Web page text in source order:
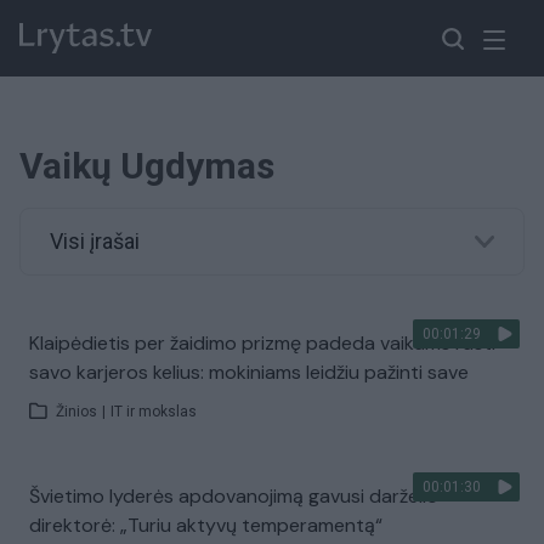
Vaikų Ugdymas
Visi įrašai
00:01:29
Klaipėdietis per žaidimo prizmę padeda vaikams rasti
savo karjeros kelius: mokiniams leidžiu pažinti save
Žinios IT ir mokslas
00:01:30
Švietimo lyderės apdovanojimą gavusi darželio
direktorė: „Turiu aktyvų temperamentą“